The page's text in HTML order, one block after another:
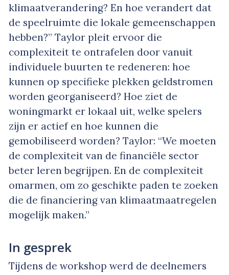
klimaatverandering? En hoe verandert dat
de speelruimte die lokale gemeenschappen
hebben?” Taylor pleit ervoor die
complexiteit te ontrafelen door vanuit
individuele buurten te redeneren: hoe
kunnen op specifieke plekken geldstromen
worden georganiseerd? Hoe ziet de
woningmarkt er lokaal uit, welke spelers
zijn er actief en hoe kunnen die
gemobiliseerd worden? Taylor: “We moeten
de complexiteit van de financiële sector
beter leren begrijpen. En de complexiteit
omarmen, om zo geschikte paden te zoeken
die de financiering van klimaatmaatregelen
mogelijk maken.”
In gesprek
Tijdens de workshop werd de deelnemers